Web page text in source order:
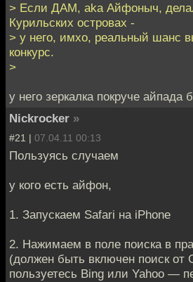
> Если ДАМ, aka Айфоныч,
Курильских островах -
> у него, имхо, реальный шанс
конкурс.
>
у него зеркалка покруче айпада
Nickrocker »
#21 | 07.04.11 00:13
Пользуясь случаем
у кого есть айфон,
1. Запускаем Safari на iPhone
2. Нажимаем в поле поиска в
(должен быть включен поиск от
пользуетесь Bing или Yahoo —